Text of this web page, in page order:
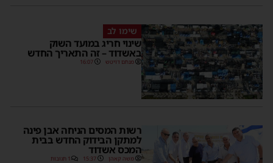
שימו לב
שינוי חריג במועד השוק
באשדוד – זה התאריך החדש
מנחם דויטש 16:07
רשות המסים הניחה אבן פינה
למתקן הבידוק החדש בבית
המכס אשדוד
משה קאהן 15:37 1 תגובות